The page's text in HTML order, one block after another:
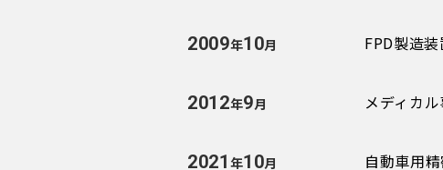
2009年10月 FPD製造
2012年9月 メディカ
2021 年10月 自動車用